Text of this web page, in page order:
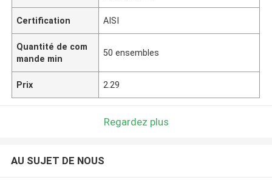
Certification AISI
Quantité de com
mande min
50 ensembles
Prix 2.29
Regardez plus
AU SUJET DE NOUS